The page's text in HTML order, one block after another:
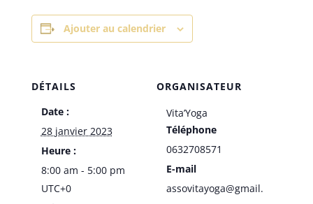
Ajouter au calendrier
DÉTAILS
Date :
28 janvier 2023
Heure :
8:00 am - 5:00 pm
UTC+0
ORGANISATEUR
Vita’Yoga
Téléphone
0632708571
E-mail
assovitayoga@gmail.